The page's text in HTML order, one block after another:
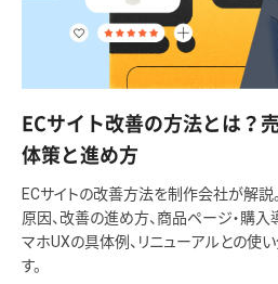
ECサイト改善の方法とは？
体策と進め方
ECサイトの改善方法を制作会社が解説
原因、改善の進め方、商品ページ・購入
マホUXの具体例、リニューアルとの使
す。